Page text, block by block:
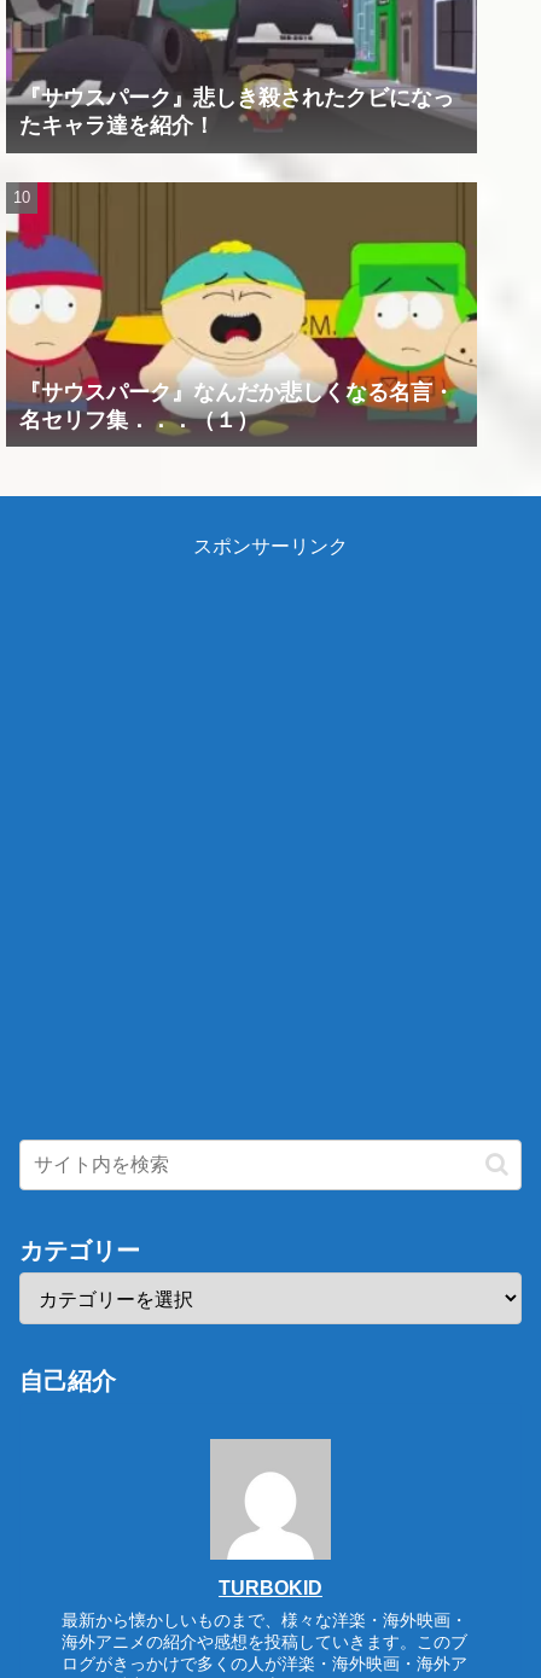
『サウスパーク』悲しき殺されたクビになっ
たキャラ達を紹介！
『サウスパーク』なんだか悲しくなる名言・
名セリフ集．．．（１）
スポンサーリンク
カテゴリー
自己紹介
TURBOKID
最新から懐かしいものまで、様々な洋楽・海外映画・
海外アニメの紹介や感想を投稿していきます。このブ
ログがきっかけで多くの人が洋楽・海外映画・海外ア